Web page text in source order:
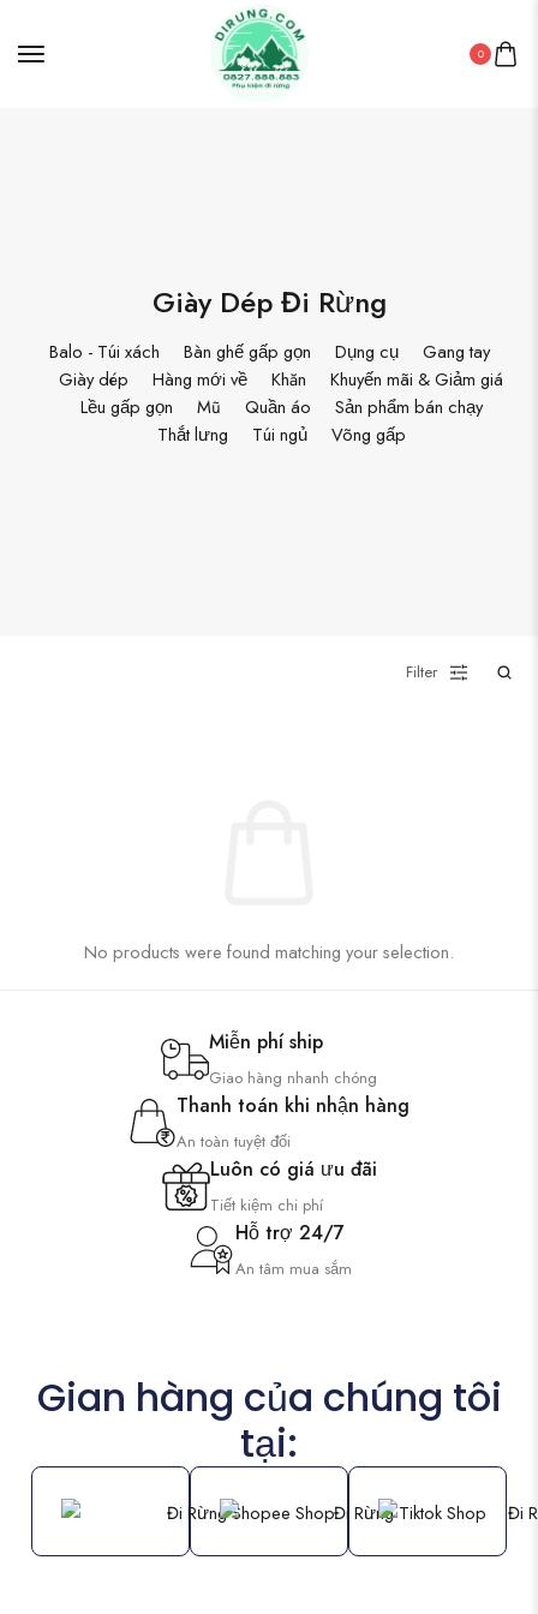
0
Giày Dép Đi Rừng
Balo - Túi xách Bàn ghế gấp gọn Dụng cụ
Gang tay
Giày dép
Hàng mới về Khăn
Khuyến mãi & Giảm giá
Lều gấp gọn
Mũ Quần áo
Sản phẩm bán chạy
Thắt lưng
Túi ngủ Võng gấp
Filter
No products were found matching your selection.
Miễn phí ship
Giao hàng nhanh chóng
Thanh toán khi nhận hàng
An toàn tuyệt đối
Luôn có giá ưu đãi
Tiết kiệm chi phí
Hỗ trợ 24/7
An tâm mua sắm
Gian hàng của chúng tôi
tại: